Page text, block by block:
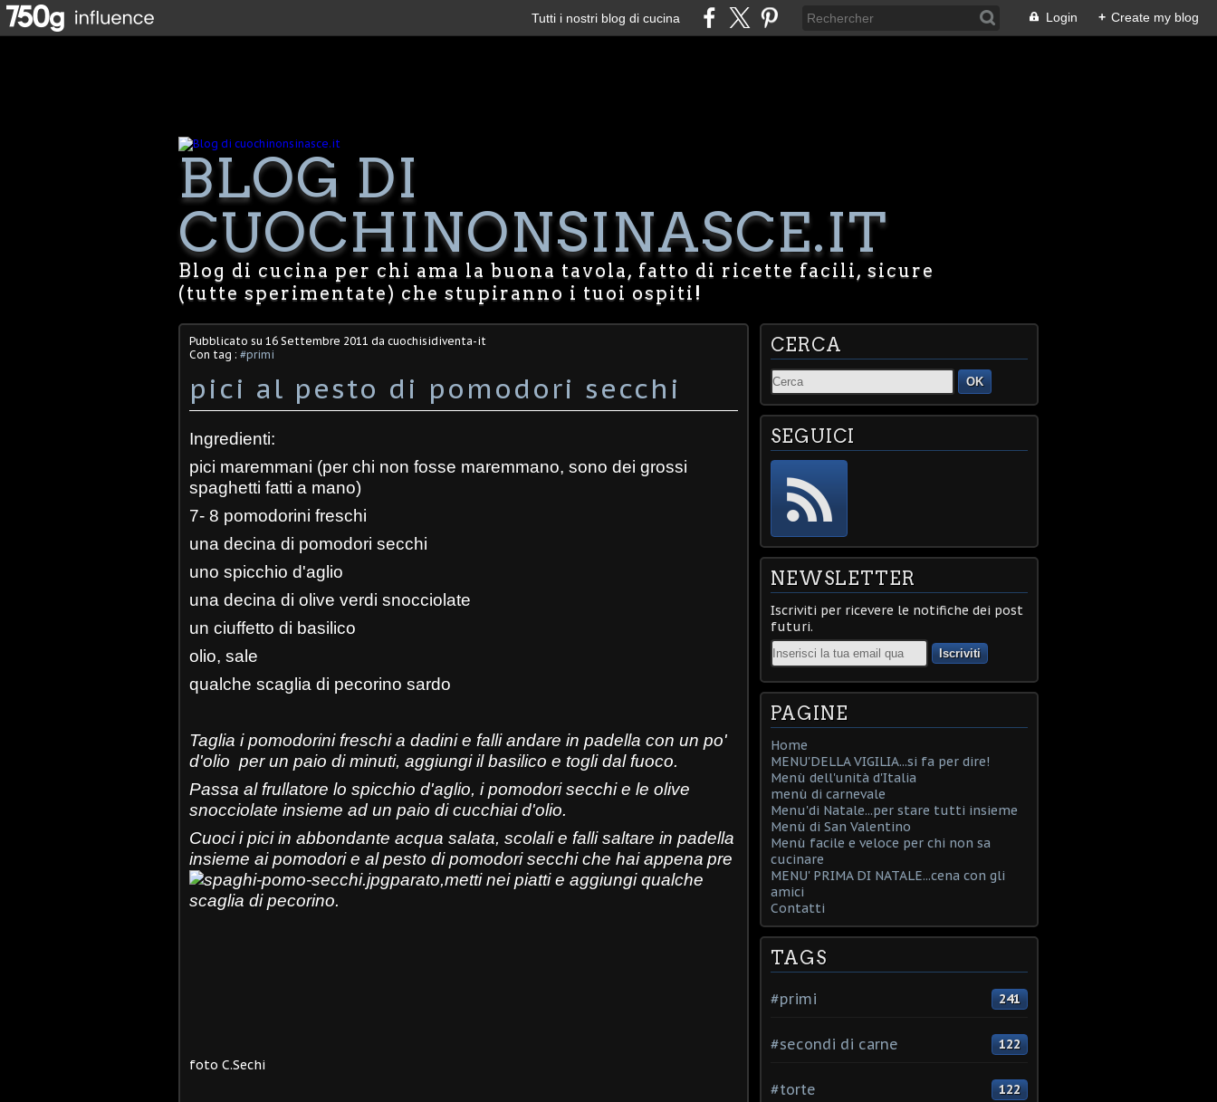
Tutti i nostri blog di cucina Login + Create my blog
BLOG DI
CUOCHINONSINASCE.IT
Blog di cucina per chi ama la buona tavola, fatto di ricette facili, sicure
(tutte sperimentate) che stupiranno i tuoi ospiti!
Pubblicato su 16 Settembre 2011 da cuochisidiventa-it
Con tag : #primi
pici al pesto di pomodori secchi
Ingredienti:
pici maremmani (per chi non fosse maremmano, sono dei grossi
spaghetti fatti a mano)
7- 8 pomodorini freschi
una decina di pomodori secchi
uno spicchio d'aglio
una decina di olive verdi snocciolate
un ciuffetto di basilico
olio, sale
qualche scaglia di pecorino sardo
Taglia i pomodorini freschi a dadini e falli andare in padella con un po'
d'olio per un paio di minuti, aggiungi il basilico e togli dal fuoco.
Passa al frullatore lo spicchio d'aglio, i pomodori secchi e le olive
snocciolate insieme ad un paio di cucchiai d'olio.
Cuoci i pici in abbondante acqua salata, scolali e falli saltare in padella
insieme ai pomodori e al pesto di pomodori secchi che hai appena pre
parato,metti nei piatti e aggiungi qualche
scaglia di pecorino.
foto C.Sechi
CERCA
OK
SEGUICI
NEWSLETTER
Iscriviti per ricevere le notifiche dei post
futuri.
Email
PAGINE
Home
MENU'DELLA VIGILIA...si fa per dire!
Menù dell'unità d'Italia
menù di carnevale
Menu'di Natale...per stare tutti insieme
Menù di San Valentino
Menù facile e veloce per chi non sa
cucinare
MENU' PRIMA DI NATALE...cena con gli
amici
Contatti
TAGS
#primi 241
#secondi di carne 122
#torte 122